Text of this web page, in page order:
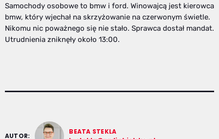
Samochody osobowe to bmw i ford. Winowajcą jest kierowca
bmw, który wjechał na skrzyżowanie na czerwonym świetle.
Nikomu nic poważnego się nie stało. Sprawca dostał mandat.
Utrudnienia zniknęły około 13:00.
AUTOR:
BEATA STEKLA